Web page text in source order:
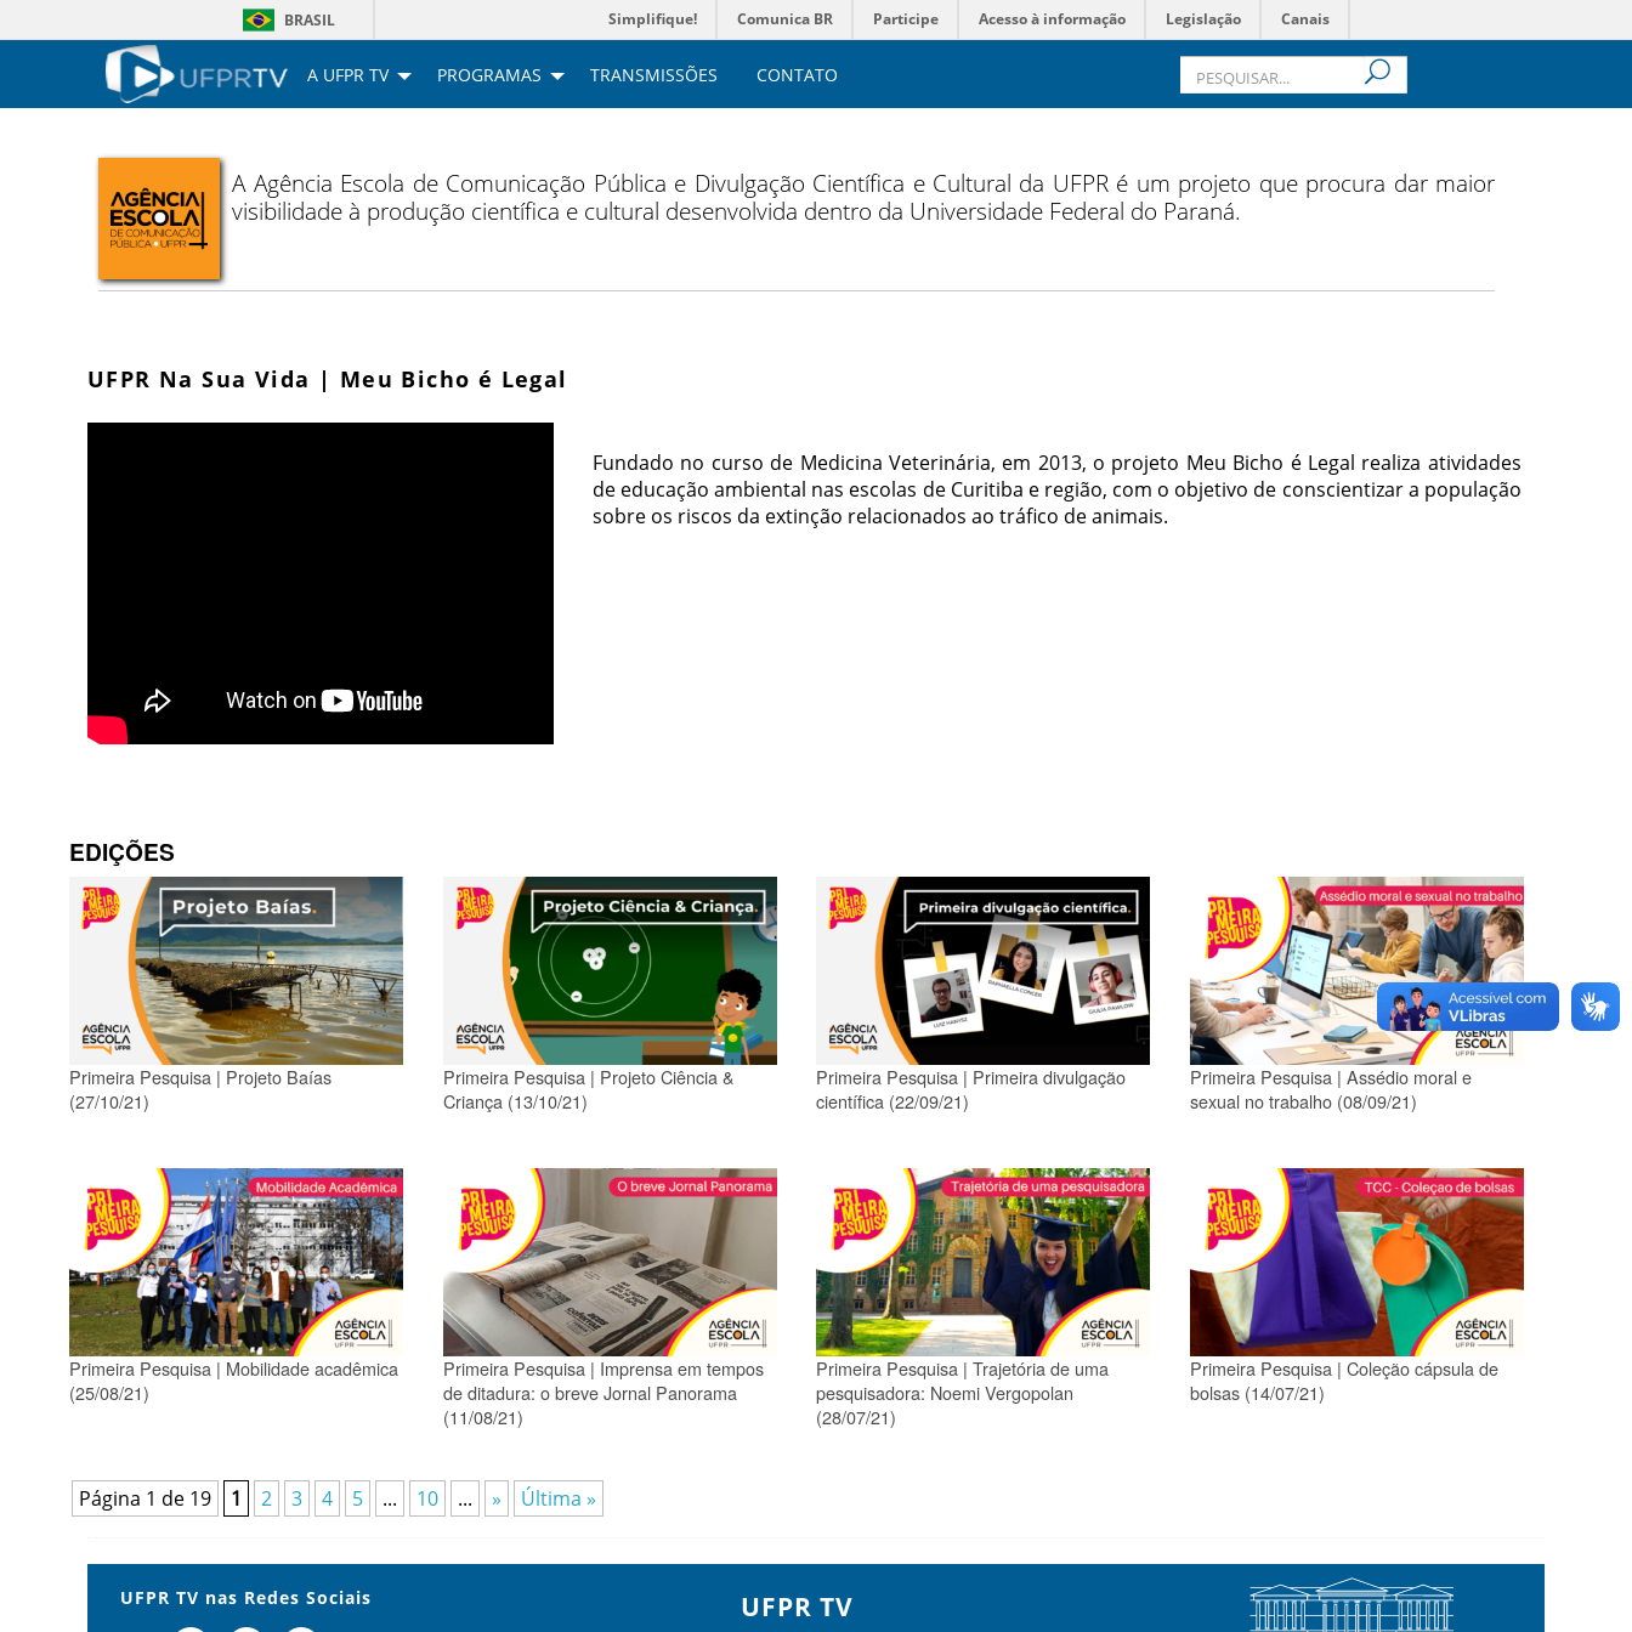
BRASIL Simplifique! Comunica BR Participe Acesso à informação Legislação Canais
A UFPR TV PROGRAMAS TRANSMISSÕES CONTATO
A Agência Escola de Comunicação Pública e Divulgação Científica e Cultural da UFPR é um projeto que procura dar maior
visibilidade à produção científica e cultural desenvolvida dentro da Universidade Federal do Paraná.
UFPR Na Sua Vida | Meu Bicho é Legal
Fundado no curso de Medicina Veterinária, em 2013, o projeto Meu Bicho é Legal realiza atividades
de educação ambiental nas escolas de Curitiba e região, com o objetivo de conscientizar a população
sobre os riscos da extinção relacionados ao tráfico de animais.
EDIÇÕES
Primeira Pesquisa | Projeto Baías
(27/10/21)
Primeira Pesquisa | Projeto Ciência &
Criança (13/10/21)
Primeira Pesquisa | Primeira divulgação
científica (22/09/21)
Primeira Pesquisa | Assédio moral e
sexual no trabalho (08/09/21)
Primeira Pesquisa | Mobilidade acadêmica
(25/08/21)
Primeira Pesquisa | Imprensa em tempos
de ditadura: o breve Jornal Panorama
(11/08/21)
Primeira Pesquisa | Trajetória de uma
pesquisadora: Noemi Vergopolan
(28/07/21)
Primeira Pesquisa | Coleção cápsula de
bolsas (14/07/21)
Página 1 de 19 1 2 3 4 5 ... 10 ... » Última »
UFPR TV nas Redes Sociais UFPR TV